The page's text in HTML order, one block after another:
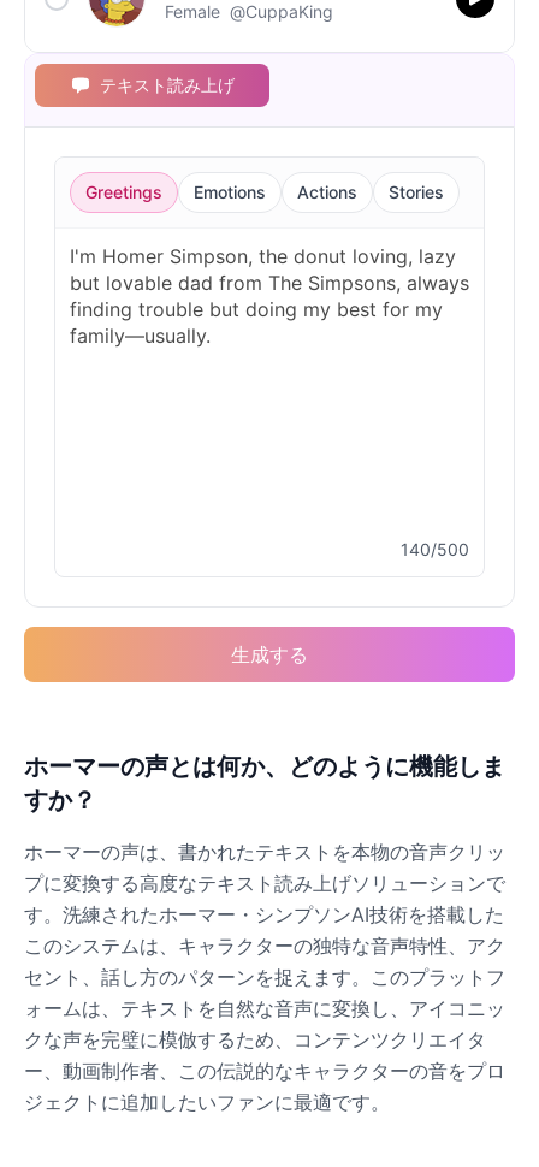
Female @CuppaKing
テキスト読み上げ
Greetings Emotions Actions Stories
140/500
生成する
ホーマーの声とは何か、どのように機能しま
すか？
ホーマーの声は、書かれたテキストを本物の音声クリッ
プに変換する高度なテキスト読み上げソリューションで
す。洗練されたホーマー・シンプソンAI技術を搭載した
このシステムは、キャラクターの独特な音声特性、アク
セント、話し方のパターンを捉えます。このプラットフ
ォームは、テキストを自然な音声に変換し、アイコニッ
クな声を完璧に模倣するため、コンテンツクリエイタ
ー、動画制作者、この伝説的なキャラクターの音をプロ
ジェクトに追加したいファンに最適です。